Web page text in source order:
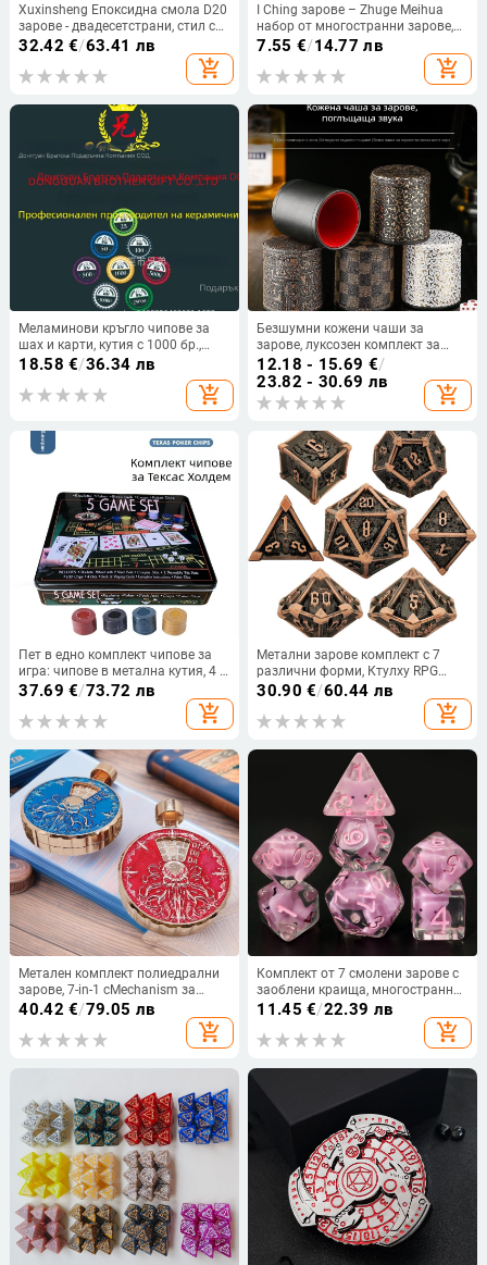
Xuxinsheng Епоксидна смола D20
зарове - двадесетстрани, стил с
прав ъгъл, 100 бр., Китай
32.42 €/63.41 лв
add_shopping_cart
I Ching зарове – Zhuge Meihua
набор от многостранни зарове,
смола; Марка: to make money
7.55 €/14.77 лв
add_shopping_cart
Меламинови кръгло чипове за
шах и карти, кутия с 1000 бр.,
персонализирани
18.58 €/36.34 лв
add_shopping_cart
Безшумни кожени чаши за
зарове, луксозен комплект за
зарове с намаляване на шума,
велурено покритие
12.18 - 15.69 €/
23.82 - 30.69 лв
add_shopping_cart
Пет в едно комплект чипове за
игра: чипове в метална кутия, 4 г
чипове, покер настолна
подложка и комплект чипове за
дилъра.
37.69 €/73.72 лв
add_shopping_cart
Метални зарове комплект с 7
различни форми, Ктулху RPG
зарове за D&D и настолни игри
30.90 €/60.44 лв
add_shopping_cart
Метален комплект полиедрални
зарове, 7-in-1 сMechanism за
натискане и завъртане, за
настолни RPG и Dungeons &
Dragons
40.42 €/79.05 лв
add_shopping_cart
Комплект от 7 смолени зарове с
заоблени краища, многостранни,
300 броя в кутия за настолни
11.45 €/22.39 лв
add_shopping_cart